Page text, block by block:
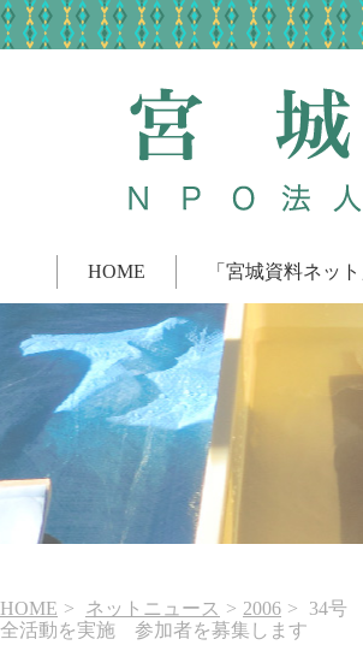
HOME 「宮城資料ネッ
HOME ネットニュース 2006
34号
全活動を実施 参加者を募集します